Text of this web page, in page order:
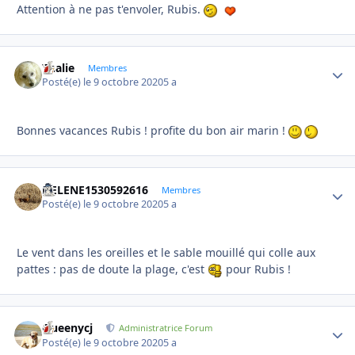
Attention à ne pas t'envoler, Rubis.
Thalie Membres
Posté(e) le 9 octobre 20205 a
Bonnes vacances Rubis ! profite du bon air marin !
HELENE1530592616 Membres
Posté(e) le 9 octobre 20205 a
Le vent dans les oreilles et le sable mouillé qui colle aux
pattes : pas de doute la plage, c'est
pour Rubis !
Queenycj Administratrice Forum
Posté(e) le 9 octobre 20205 a